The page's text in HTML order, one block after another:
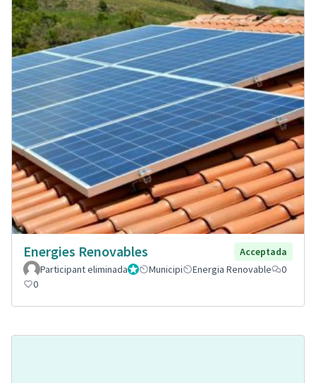
Energies Renovables
Acceptada
Participant eliminadaAdministrador
Municipi Energia Renovable
0
0